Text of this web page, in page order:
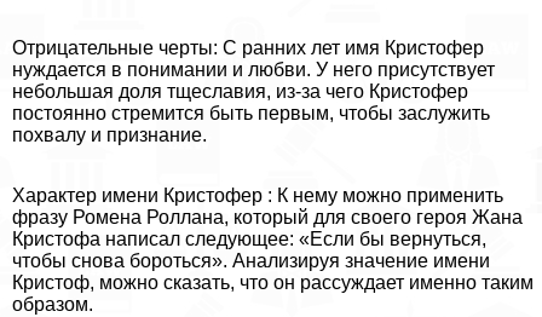
Отрицательные черты: С ранних лет имя Кристофер
нуждается в понимании и любви. У него присутствует
небольшая доля тщеславия, из-за чего Кристофер
постоянно стремится быть первым, чтобы заслужить
похвалу и признание.
Хаpaктер имени Кристофер : К нему можно применить
фразу Ромена Роллана, который для своего героя Жана
Кристофа написал следующее: «Если бы вернуться,
чтобы снова бороться». Анализируя значение имени
Кристоф, можно сказать, что он рассуждает именно таким
образом.